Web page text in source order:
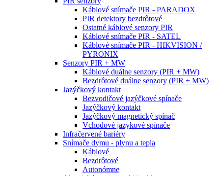
Káblové snímače PIR - PARADOX
PIR detektory bezdrôtové
Ostatné káblové senzory PIR
Káblové snímače PIR - SATEL
Káblové snímače PIR - HIKVISION /
PYRONIX
Senzory PIR + MW
Káblové duálne senzory (PIR + MW)
Bezdrôtové duálne senzory (PIR + MW)
Jazýčkový kontakt
Bezvodičové jazýčkové spínače
Jazýčkový kontakt
Jazýčkový magnetický spínač
Vchodové jazykové spínače
Infračervené bariéry
Snímače dymu - plynu a tepla
Káblové
Bezdrôtové
Autonómne